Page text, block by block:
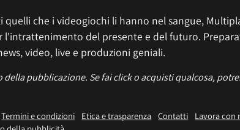
che i videogiochi li hanno nel sangue,
del presente e del futuro.
video, live e produzioni geniali.
pubblicazione. Se fai click o acquisti qualcosa,
Termini e condizioni Etica e trasparenza Contatti
Lavora con